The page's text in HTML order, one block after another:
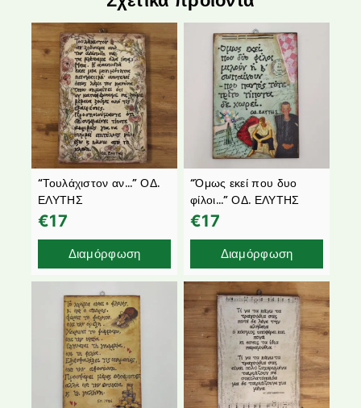
“Τουλάχιστον αν…” ΟΔ.
ΕΛΥΤΗΣ
€17
Διαμόρφωση
“Όμως εκεί που δυο
φίλοι…” ΟΔ. ΕΛΥΤΗΣ
€17
Διαμόρφωση